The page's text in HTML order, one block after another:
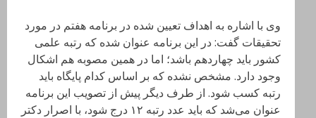
وی با اشاره به اهداف تعیین شده در برنامه هفتم در مورد
تحقیقات گفت: در این برنامه عنوان شده که رتبه علمی
کشور باید چهاردهم باشد؛ اما در همین مصوبه هم اشکال
وجود دارد. مشخص نشده که بر اساس کدام پایگاه باید
رتبه کسب شود. از طرف دیگر پیش از تصویب این برنامه
عنوان می‌شد که باید عدد رتبه ۱۲ درج شود، با اصرار دکتر